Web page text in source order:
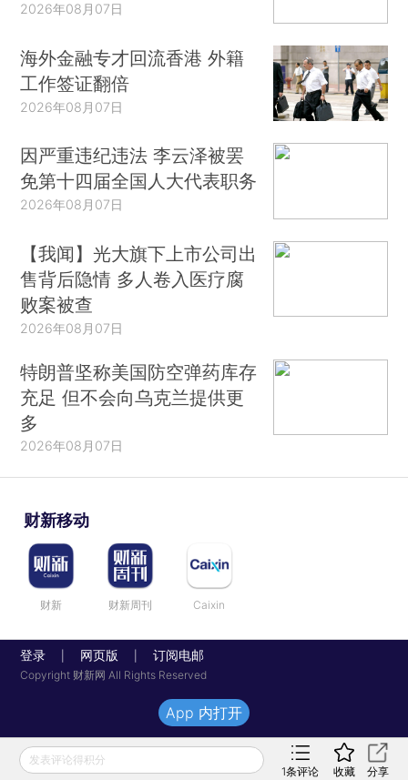
2026年08月07日
海外金融专才回流香港 外籍
工作签证翻倍
2026年08月07日
因严重违纪违法 李云泽被罢
免第十四届全国人大代表职务
2026年08月07日
【我闻】光大旗下上市公司出
售背后隐情 多人卷入医疗腐
败案被查
2026年08月07日
特朗普坚称美国防空弹药库存
充足 但不会向乌克兰提供更
多
2026年08月07日
财新移动
财新 财新周刊 Caixin
登录 网页版 订阅电邮
Copyright 财新网 All Rights Reserved
发表评论得积分
1条评论 收藏 分享
App 内打开